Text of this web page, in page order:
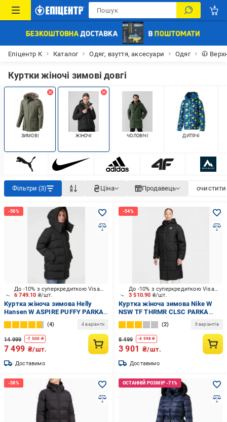
Епіцентр К Каталог Одяг, взуття, аксесуари Одяг 🧥
Куртки жіночі зимові довгі
ЗИМОВІ ЖІНОЧІ ЧОЛОВІЧІ ДИТЯЧІ
Фільтри (3) Ціна Продавець очистити
6 749.10 ₴/шт.
До -10% з суперкредиткою Visa Вигода
Куртка жіноча зимова Helly
Hansen W ASPIRE PUFFY PARKA
53515-990 р.S чорна
4 4 варіанти
14 999 -7 500 ₴
7 499 ₴/шт.
Доставимо
3 510.90 ₴/шт.
До -10% з суперкредиткою Visa Вигода
Куртка жіноча зимова Nike W
NSW TF THRMR CLSC PARKA
FB7675-010 р.XS чорна
2 6 варіантів
8 499 -4 598 ₴
3 901 ₴/шт.
Доставимо